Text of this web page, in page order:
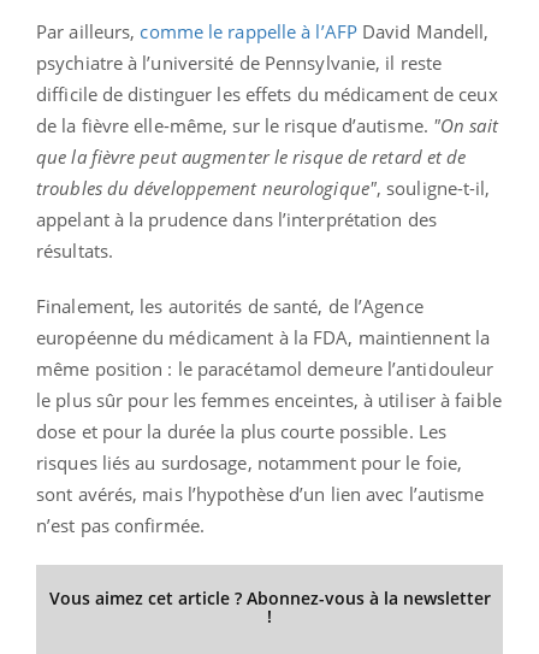
Par ailleurs, comme le rappelle à l’AFPDavid Mandell,
psychiatre à l’université de Pennsylvanie, il reste
difficile de distinguer les effets du médicament de ceux
de la fièvre elle-même, sur le risque d’autisme. "On sait
que la fièvre peut augmenter le risque de retard et de
troubles du développement neurologique", souligne-t-il,
appelant à la prudence dans l’interprétation des
résultats.
Finalement, les autorités de santé, de l’Agence
européenne du médicament à la FDA, maintiennent la
même position : le paracétamol demeure l’antidouleur
le plus sûr pour les femmes enceintes, à utiliser à faible
dose et pour la durée la plus courte possible. Les
risques liés au surdosage, notamment pour le foie,
sont avérés, mais l’hypothèse d’un lien avec l’autisme
n’est pas confirmée.
Vous aimez cet article ? Abonnez-vous à la newsletter
!